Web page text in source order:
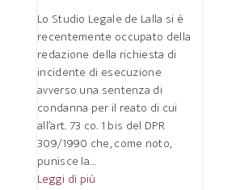
Lo Studio Legale de Lalla si è
recentemente occupato della
redazione della richiesta di
incidente di esecuzione
avverso una sentenza di
condanna per il reato di cui
all’art. 73 co. 1 bis del DPR
309/1990 che, come noto,
punisce la…
Leggi di più